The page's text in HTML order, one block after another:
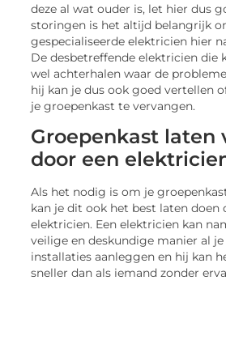
deze al wat ouder is, let hier dus
storingen is het altijd belangrijk
gespecialiseerde elektricien hier
De desbetreffende elektricien die
wel achterhalen waar de
hij kan je dus ook goed vertellen
je groepenkast te vervangen.
Groepenkast laten
door een
Als het nodig is om je
kan je dit ook het best laten doen
elektricien. Een elektricien kan
veilige en deskundige manier al
installaties aanleggen en hij kan
sneller dan als iemand zonder